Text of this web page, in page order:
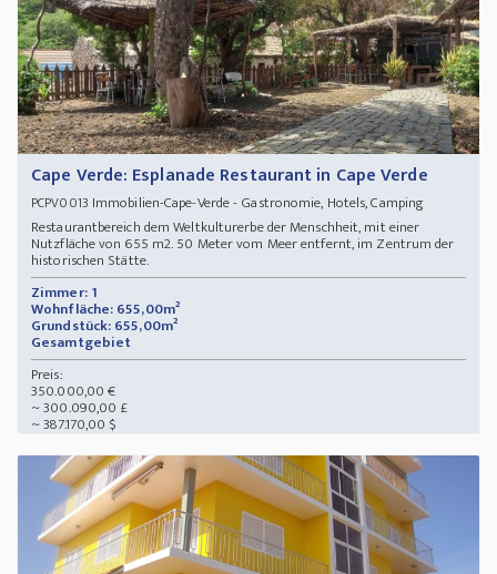
Cape Verde: Esplanade Restaurant in Cape Verde
PCPV0013 Immobilien-Cape-Verde - Gastronomie, Hotels, Camping
Restaurantbereich dem Weltkulturerbe der Menschheit, mit einer
Nutzfläche von 655 m2. 50 Meter vom Meer entfernt, im Zentrum der
historischen Stätte.
Zimmer: 1
Wohnfläche: 655,00m²
Grundstück: 655,00m²
Gesamtgebiet
Preis:
350.000,00 €
~ 300.090,00 £
~ 387.170,00 $